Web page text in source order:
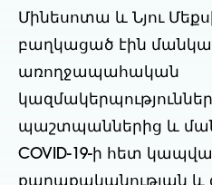
Մինեսոտա և Նյու
բաղկացած էին
առողջապահական
պաշտպաններից և
COVID-19-ի հետ
քաղաքականության և